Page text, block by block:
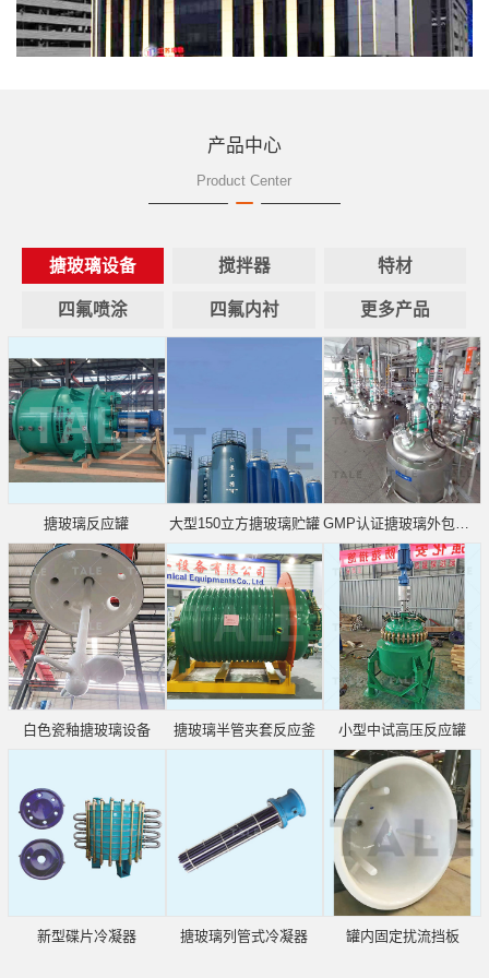
产品中心
Product Center
搪玻璃设备 搅拌器 特材
四氟喷涂 四氟内衬 更多产品
搪玻璃反应罐 大型150立方搪玻璃贮罐
白色瓷釉搪玻璃设备 搪玻璃半管夹套反应釜 小型中试高压反应罐
新型碟片冷凝器 搪玻璃列管式冷凝器 罐内固定扰流挡板